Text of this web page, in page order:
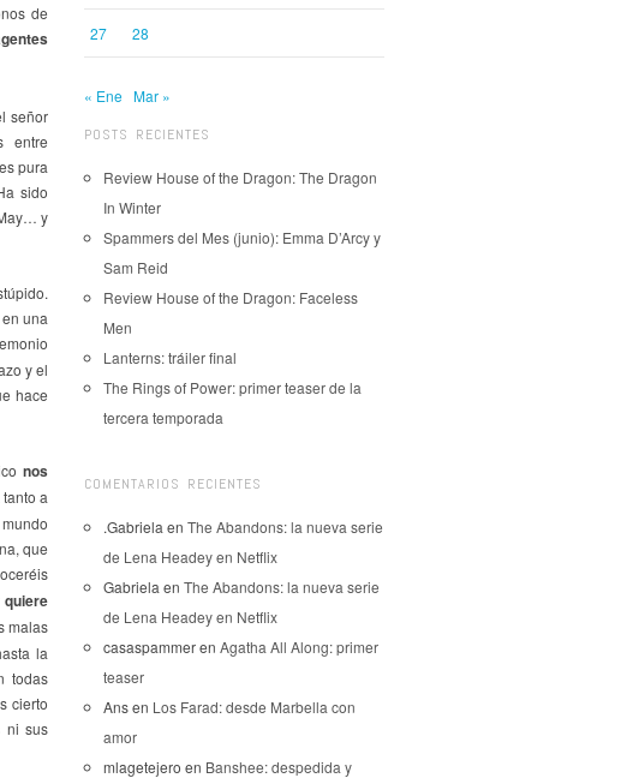
de
señor
entre
pura
sido
y
una
y el
hace
nos
a
que
quiere
malas
la
todas
cierto
ni sus
27 28
« Ene Mar »
POSTS RECIENTES
Review House of the Dragon: The Dragon
In Winter
Spammers del Mes (junio): Emma D’Arcy y
Sam Reid
Review House of the Dragon: Faceless
Men
Lanterns: tráiler final
The Rings of Power: primer teaser de la
tercera temporada
COMENTARIOS RECIENTES
.Gabriela en The Abandons: la nueva serie
de Lena Headey en Netflix
Gabriela en The Abandons: la nueva serie
de Lena Headey en Netflix
casaspammeren Agatha All Along: primer
teaser
Ansen Los Farad: desde Marbella con
amor
mlagetejero en Banshee: despedida y